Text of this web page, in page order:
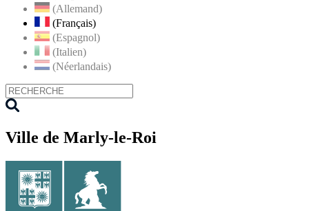
(Allemand)
(Français)
(Espagnol)
(Italien)
(Néerlandais)
Ville de Marly-le-Roi